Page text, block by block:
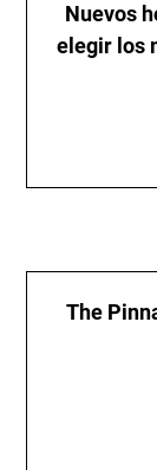
Nuevos
elegir los
The